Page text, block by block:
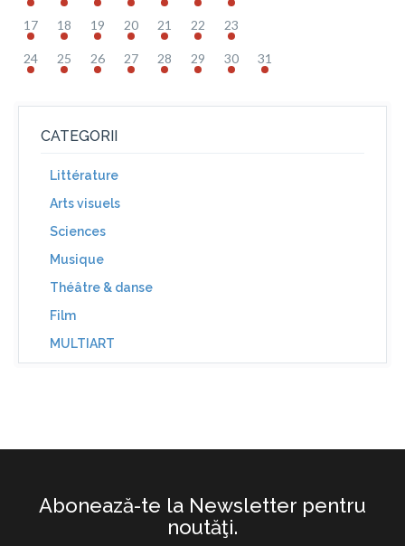
17 18 19 20 21 22 23
24 25 26 27 28 29 30 31
CATEGORII
Littérature
Arts visuels
Sciences
Musique
Théâtre & danse
Film
MULTIART
Abonează-te la Newsletter pentru
noutăţi.